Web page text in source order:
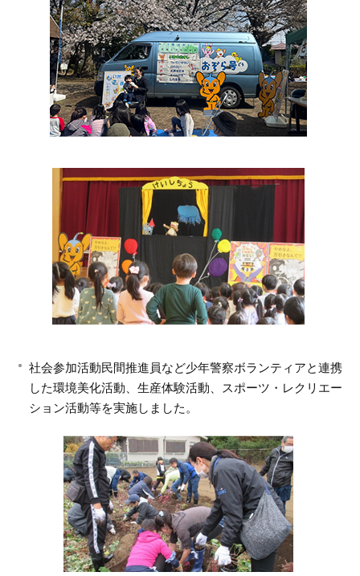
社会参加活動民間推進員など少年警察ボランティアと連携
した環境美化活動、生産体験活動、スポーツ・レクリエー
ション活動等を実施しました。